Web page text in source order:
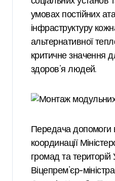
умовах постійних
інфраструктуру
альтернативної
критичне значення
здоров’я людей.
Передача допомоги
координації
громад та територій
Віцепрем’єр-